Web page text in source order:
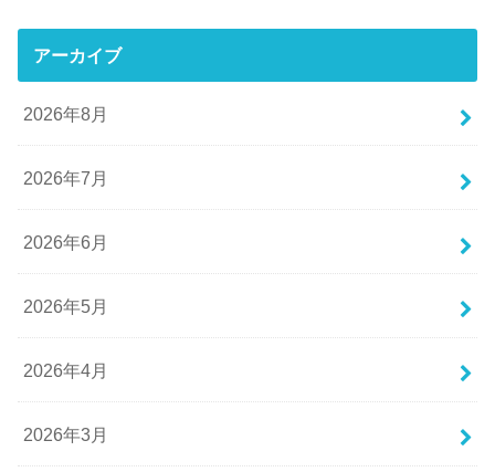
アーカイブ
2026年8月
2026年7月
2026年6月
2026年5月
2026年4月
2026年3月